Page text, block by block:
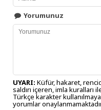
Yorumunuz
UYARI: Küfür, hakaret,
saldırı içeren, imla kuralları
Türkçe karakter
yorumlar